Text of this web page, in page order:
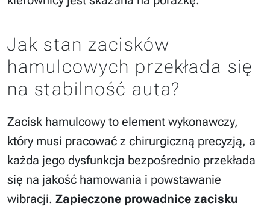
Jak stan zacisków
hamulcowych przekłada się
na stabilność auta?
Zacisk hamulcowy to element wykonawczy,
który musi pracować z chirurgiczną precyzją, a
każda jego dysfunkcja bezpośrednio przekłada
się na jakość hamowania i powstawanie
wibracji. Zapieczone prowadnice zacisku